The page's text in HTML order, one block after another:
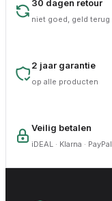
30 dagen retour
niet goed, geld terug
2 jaar garantie
op alle producten
Veilig betalen
iDEAL · Klarna · PayPal